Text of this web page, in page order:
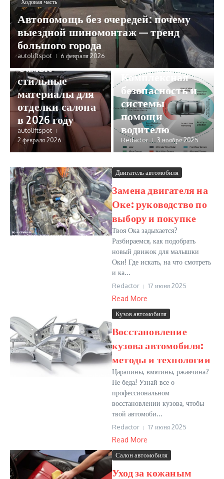
Ходовая часть
Автопомощь без очередей: почему
выездной шиномонтаж — тренд
большого города
autoliftspot 6 февраля 2026
Салон автомобиля
Самые
стильные
материалы для
отделки салона
в 2026 году
autoliftspot
2 февраля 2026
Безопасность
Audi:
Комплексная
безопасность и
системы
помощи
водителю
Redactor 3 ноября 2025
Двигатель автомобиля
Замена двигателя на
Оке: руководство по
выбору и покупке
Твоя Ока задыхается?
Разбираемся, как подобрать
новый движок для малышки
Оки! Где искать, на что смотреть
и ка...
Redactor 17 июня 2025
Read More
Кузов автомобиля
Восстановление
кузова автомобиля:
методы и технологии
Царапины, вмятины, ржавчина?
Не беда! Узнай все о
профессиональном
восстановлении кузова, чтобы
твой автомоби...
Redactor 17 июня 2025
Read More
Салон автомобиля
Уход за кожаным